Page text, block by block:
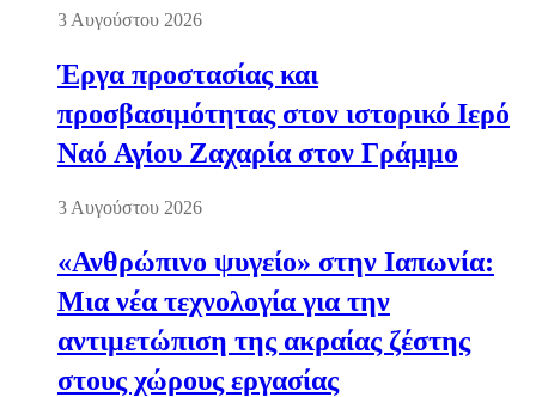
3 Αυγούστου 2026
Έργα προστασίας και
προσβασιμότητας στον ιστορικό Ιερό
Ναό Αγίου Ζαχαρία στον Γράμμο
3 Αυγούστου 2026
«Ανθρώπινο ψυγείο» στην Ιαπωνία:
Μια νέα τεχνολογία για την
αντιμετώπιση της ακραίας ζέστης
στους χώρους εργασίας